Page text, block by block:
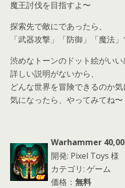
魔王討伐を目指すよ〜
探索先で敵にであったら、
「武器攻撃」「防御」「魔法」
渋めなトーンのドット絵がい
詳しい説明がないから、
どんな世界を冒険できるのか気
気になったら、やってみてね〜
Warhammer
開発: Pixel Toys 様
カテゴリ: ゲーム
価格： 無料